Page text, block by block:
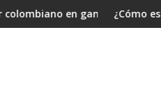
Francia
el transporte de mercancías y